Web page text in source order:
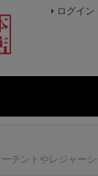
ログイン
ジャーシートの